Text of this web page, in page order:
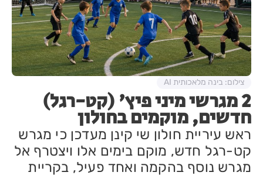
2 מגרשי מיני פיץ' (קט-רגל)
חדשים, מוקמים בחולון
ראש עיריית חולון שי קינן מעדכן כי מגרש
קט-רגל חדש, מוקם בימים אלו ויצטרף אל
מגרש נוסף בהקמה ואחד פעיל, בקריית
צילום: בינה מלאכותית AI